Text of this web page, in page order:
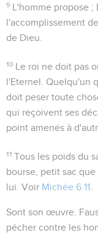
9 L'homme propose ;
l'accomplissement
de Dieu.
10 Le roi ne doit pas
l'Eternel. Quelqu'un
doit peser toute
qui reçoivent ses
point amenés à
11 Tous les poids du
bourse , petit sac
lui. Voir Michée 6.11
Sont son œuvre .
pécher contre les